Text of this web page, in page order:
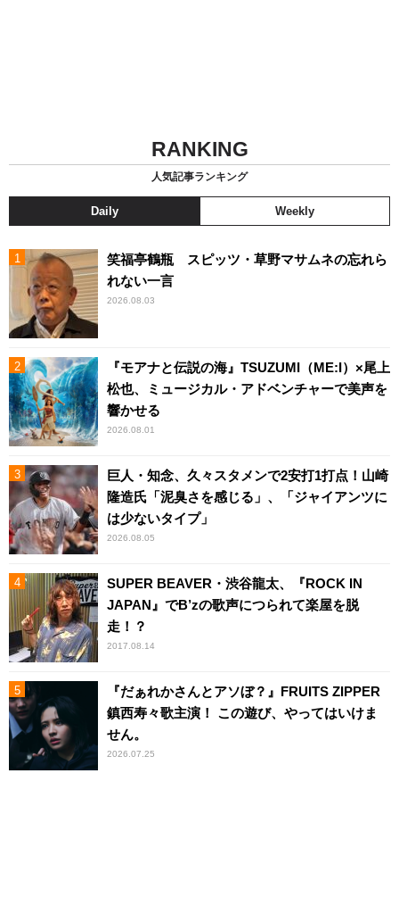
RANKING
人気記事ランキング
Daily Weekly
笑福亭鶴瓶 スピッツ・草野マサムネの忘れら
れない一言
2026.08.03
『モアナと伝説の海』TSUZUMI（ME:I）×尾上
松也、ミュージカル・アドベンチャーで美声を
響かせる
2026.08.01
巨人・知念、久々スタメンで2安打1打点！山崎
隆造氏「泥臭さを感じる」、「ジャイアンツに
は少ないタイプ」
2026.08.05
SUPER BEAVER・渋谷龍太、『ROCK IN
JAPAN』でB’zの歌声につられて楽屋を脱
走！？
2017.08.14
『だぁれかさんとアソぼ？』FRUITS ZIPPER
鎮西寿々歌主演！ この遊び、やってはいけま
せん。
2026.07.25